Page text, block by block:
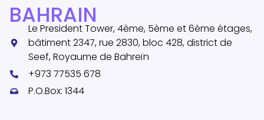
BAHRAIN
Le President Tower, 4ème, 5ème et 6ème étages,
bâtiment 2347, rue 2830, bloc 428, district de
Seef, Royaume de Bahreïn
+973 77535 678
P.O.Box: 1344